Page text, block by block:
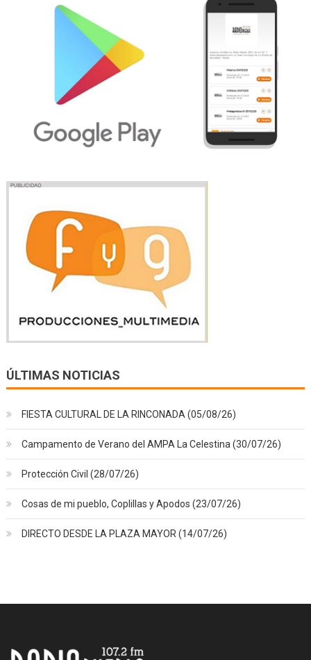
ÚLTIMAS NOTICIAS
FIESTA CULTURAL DE LA RINCONADA (05/08/26)
Campamento de Verano del AMPA La Celestina (30/07/26)
Protección Civil (28/07/26)
Cosas de mi pueblo, Coplillas y Apodos (23/07/26)
DIRECTO DESDE LA PLAZA MAYOR (14/07/26)